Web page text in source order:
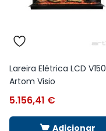
Lareira Elétrica LCD V150
Artom Visio
5.156,41 €
Adicionar